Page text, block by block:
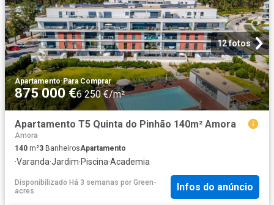
12 fotos
Apartamento·Para Comprar
875 000 €6 250 €/m²
Apartamento T5 Quinta do Pinhão 140m² Amora
Amora
140 m²3 BanheirosApartamento
·Varanda·Jardim·Piscina·Academia
Disponibilizado Há 3 semanas por Green-
acres
Infos do anúncio